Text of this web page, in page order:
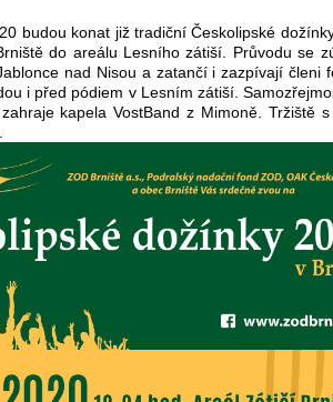
budou konat již tradiční Českolipské
do areálu Lesního zátiší. Průvodu se
nad Nisou a zatančí i zazpívají členi
i před pódiem v Lesním zátiší.
kapela VostBand z Mimoně. Tržiště